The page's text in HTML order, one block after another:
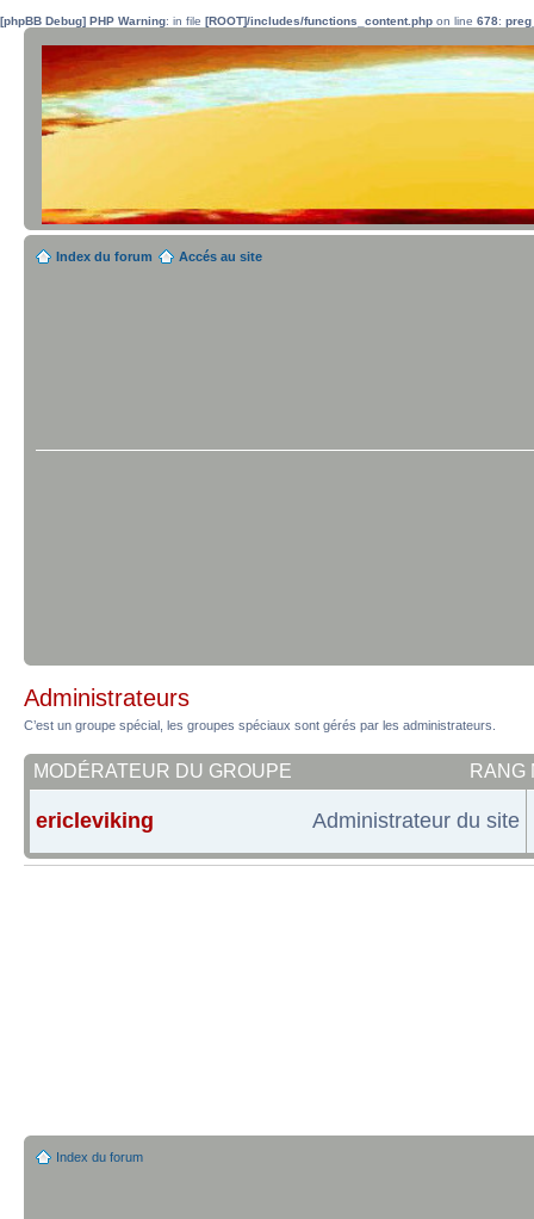
[phpBB Debug] PHP Warning: in file [ROOT]/includes/functions_content.php on line 678:
Index du forum Accés au site
Administrateurs
C’est un groupe spécial, les groupes spéciaux sont gérés par les administrateurs.
RANG
MODÉRATEUR DU GROUPE
Administrateur du site
ericleviking
Index du forum